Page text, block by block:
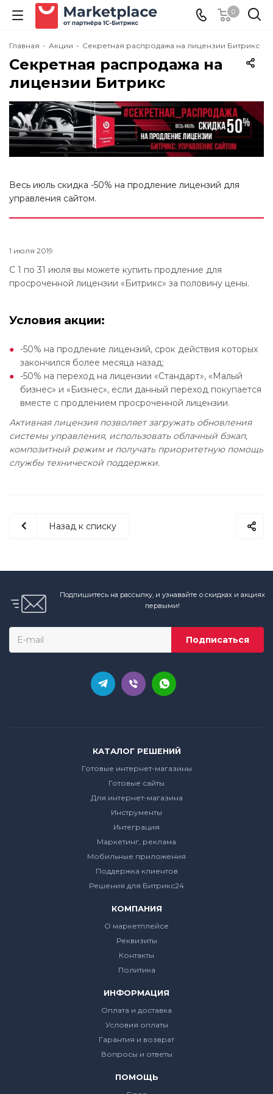
0
Главная - Акции - Секретная распродажа на лицензии Битрикс
Секретная распродажа на
лицензии Битрикс
Весь июль скидка -50% на продление лицензий для
управления сайтом.
1 июля 2019
С 1 по 31 июля вы можете купить продление для
просроченной лицензии «Битрикс» за половину цены.
Условия акции:
-50% на продление лицензий, срок действия которых
закончился более месяца назад;
-50% на переход на лицензии «Стандарт», «Малый
бизнес» и «Бизнес», если данный переход покупается
вместе с продлением просроченной лицензии.
Активная лицензия позволяет загружать обновления
системы управления, использовать облачный бэкап,
композитный режим и получать приоритетную помощь
службы технической поддержки.
Назад к списку
Подпишитесь на рассылку, и узнавайте о скидках и акциях
первыми!
КАТАЛОГ РЕШЕНИЙ
Готовые интернет-магазины
Готовые сайты
Для интернет-магазина
Инструменты
Интеграция
Маркетинг, реклама
Мобильные приложения
Поддержка клиентов
Решения для Битрикс24
КОМПАНИЯ
О маркетплейсе
Реквизиты
Контакты
Политика
ИНФОРМАЦИЯ
Оплата и доставка
Условия оплаты
Гарантия и возврат
Вопросы и ответы
ПОМОЩЬ